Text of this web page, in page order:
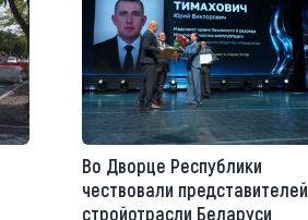
Во Дворце Республики
чествовали представителей
стройотрасли Беларуси